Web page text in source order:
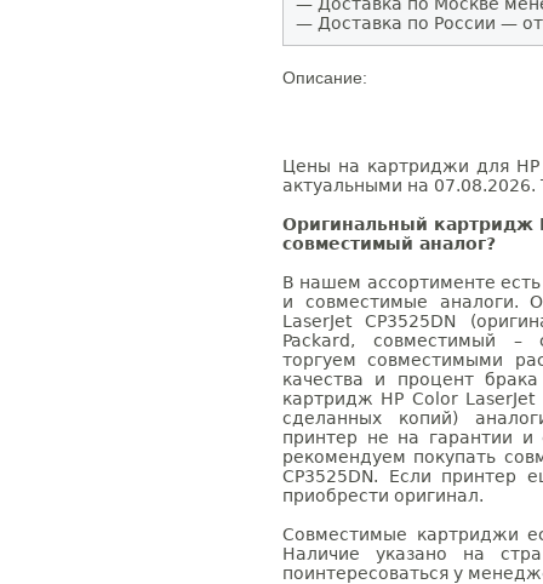
— Доставка по России —
Описание:
Цены на картриджи для HP
актуальными на 07.08.2026.
Оригинальный картридж
совместимый аналог?
В нашем ассортименте
и совместимые аналоги.
LaserJet CP3525DN
Packard, совместимый –
торгуем совместимыми
качества и процент
картридж HP Color LaserJet
сделанных копий)
принтер не на гарантии
рекомендуем покупать
CP3525DN. Если принтер
приобрести оригинал.
Совместимые картриджи
Наличие указано на
поинтересоваться у